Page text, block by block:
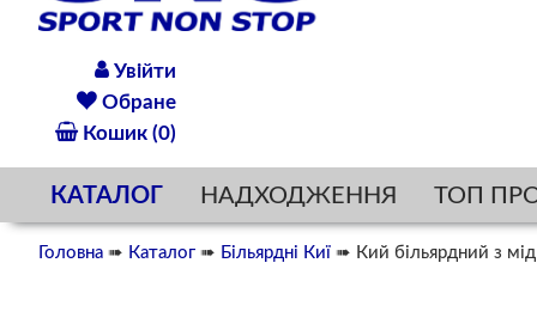
Увійти
Обране
Кошик (0)
КАТАЛОГ НАДХОДЖЕННЯ ТОП
Головна ➠ Каталог ➠ Більярдні Киї ➠ Кий більярдний з